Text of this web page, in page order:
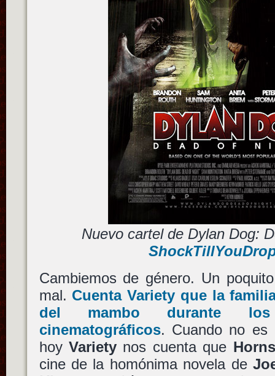
Nuevo cartel de Dylan Dog:
Cambiemos de género. Un
mal. Cuenta Variety que la
del mambo durante
cinematográficos. Cuando no
hoy Varietynos cuenta que Horns
cine de la homónima novela de